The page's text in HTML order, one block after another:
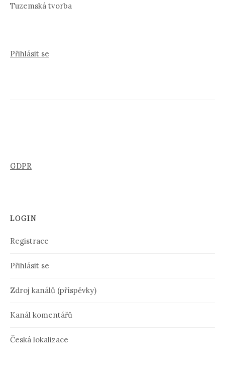
Tuzemská tvorba
Přihlásit se
GDPR
LOGIN
Registrace
Přihlásit se
Zdroj kanálů (příspěvky)
Kanál komentářů
Česká lokalizace